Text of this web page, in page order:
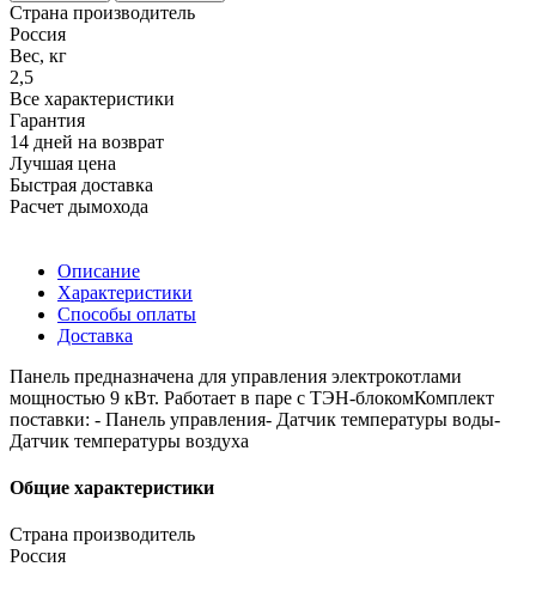
Страна производитель
Россия
Вес, кг
2,5
Все характеристики
Гарантия
14 дней на возврат
Лучшая цена
Быстрая доставка
Расчет дымохода
Описание
Характеристики
Способы оплаты
Доставка
Панель предназначена для управления электрокотлами
мощностью 9 кВт. Работает в паре с ТЭН-блокомКомплект
поставки: - Панель управления- Датчик температуры воды-
Датчик температуры воздуха
Общие характеристики
Страна производитель
Россия